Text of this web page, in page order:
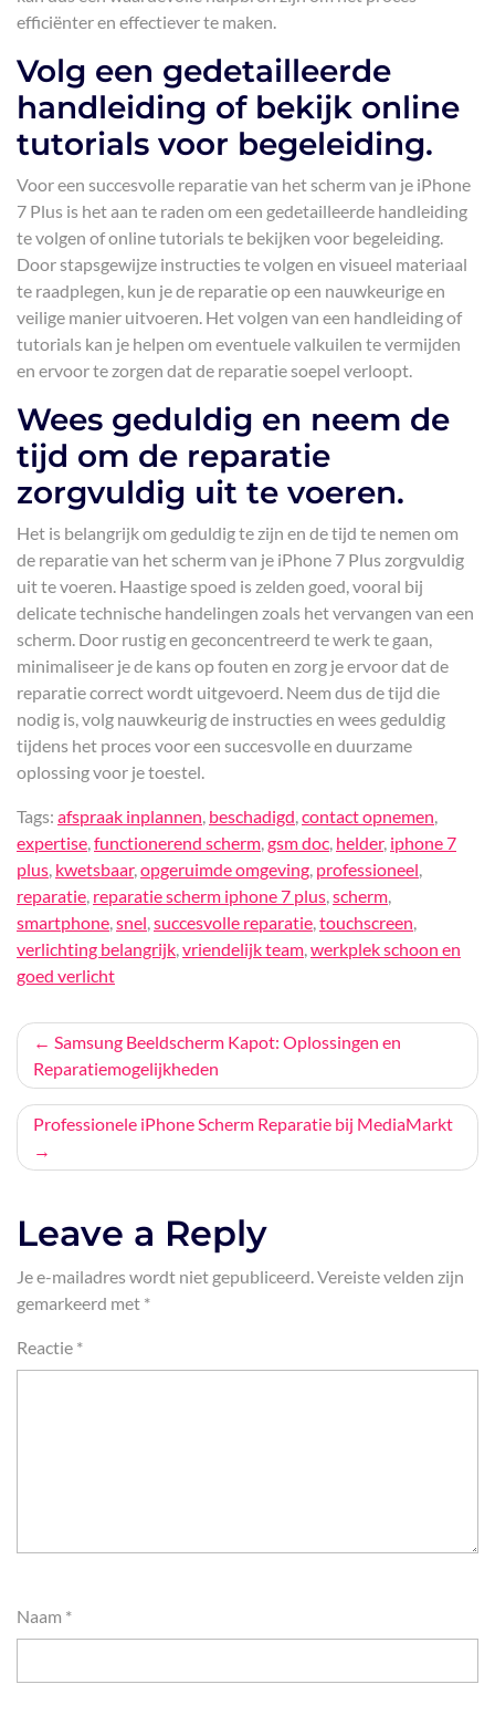
efficiënter en effectiever te maken.
Volg een gedetailleerde
handleiding of bekijk online
tutorials voor begeleiding.
Voor een succesvolle reparatie van het scherm van je iPhone
7 Plus is het aan te raden om een gedetailleerde handleiding
te volgen of online tutorials te bekijken voor begeleiding.
Door stapsgewijze instructies te volgen en visueel materiaal
te raadplegen, kun je de reparatie op een nauwkeurige en
veilige manier uitvoeren. Het volgen van een handleiding of
tutorials kan je helpen om eventuele valkuilen te vermijden
en ervoor te zorgen dat de reparatie soepel verloopt.
Wees geduldig en neem de
tijd om de reparatie
zorgvuldig uit te voeren.
Het is belangrijk om geduldig te zijn en de tijd te nemen om
de reparatie van het scherm van je iPhone 7 Plus zorgvuldig
uit te voeren. Haastige spoed is zelden goed, vooral bij
delicate technische handelingen zoals het vervangen van een
scherm. Door rustig en geconcentreerd te werk te gaan,
minimaliseer je de kans op fouten en zorg je ervoor dat de
reparatie correct wordt uitgevoerd. Neem dus de tijd die
nodig is, volg nauwkeurig de instructies en wees geduldig
tijdens het proces voor een succesvolle en duurzame
oplossing voor je toestel.
Tags: afspraak inplannen, beschadigd,contact opnemen,
expertise,functionerend scherm,gsm doc, helder, iphone 7
plus, kwetsbaar,opgeruimde omgeving, professioneel,
reparatie, reparatie scherm iphone 7 plus,scherm,
smartphone,snel,succesvolle reparatie,touchscreen,
verlichting belangrijk,vriendelijk team,werkplek schoon en
goed verlicht
Bericht
navigatie
Samsung Beeldscherm Kapot: Oplossingen en
Reparatiemogelijkheden
Professionele iPhone Scherm Reparatie bij MediaMarkt
Leave a Reply
Je e-mailadres wordt niet gepubliceerd.Vereiste velden zijn
gemarkeerd met *
Reactie *
Naam *